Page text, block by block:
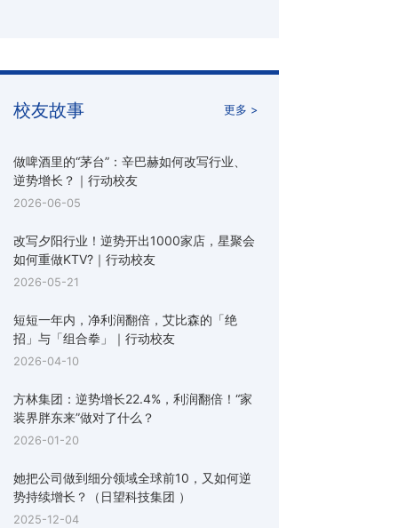
校友故事 更多 >
做啤酒里的“茅台”：辛巴赫如何改写行业、
逆势增长？｜行动校友
2026-06-05
改写夕阳行业！逆势开出1000家店，星聚会
如何重做KTV?｜行动校友
2026-05-21
短短一年内，净利润翻倍，艾比森的「绝
招」与「组合拳」｜行动校友
2026-04-10
方林集团：逆势增长22.4%，利润翻倍！“家
装界胖东来”做对了什么？
2026-01-20
她把公司做到细分领域全球前10，又如何逆
势持续增长？（日望科技集团 ）
2025-12-04